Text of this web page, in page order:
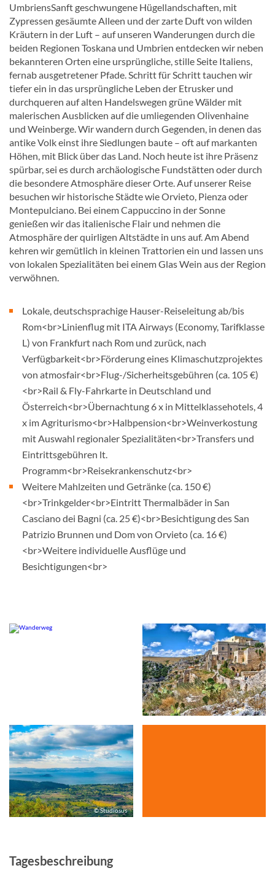
UmbriensSanft geschwungene Hügellandschaften, mit
Zypressen gesäumte Alleen und der zarte Duft von wilden
Kräutern in der Luft – auf unseren Wanderungen durch die
beiden Regionen Toskana und Umbrien entdecken wir neben
bekannteren Orten eine ursprüngliche, stille Seite Italiens,
fernab ausgetretener Pfade. Schritt für Schritt tauchen wir
tiefer ein in das ursprüngliche Leben der Etrusker und
durchqueren auf alten Handelswegen grüne Wälder mit
malerischen Ausblicken auf die umliegenden Olivenhaine
und Weinberge. Wir wandern durch Gegenden, in denen das
antike Volk einst ihre Siedlungen baute – oft auf markanten
Höhen, mit Blick über das Land. Noch heute ist ihre Präsenz
spürbar, sei es durch archäologische Fundstätten oder durch
die besondere Atmosphäre dieser Orte. Auf unserer Reise
besuchen wir historische Städte wie Orvieto, Pienza oder
Montepulciano. Bei einem Cappuccino in der Sonne
genießen wir das italienische Flair und nehmen die
Atmosphäre der quirligen Altstädte in uns auf. Am Abend
kehren wir gemütlich in kleinen Trattorien ein und lassen uns
von lokalen Spezialitäten bei einem Glas Wein aus der Region
verwöhnen.
Lokale, deutschsprachige Hauser-Reiseleitung ab/bis
Rom<br>Linienflug mit ITA Airways (Economy, Tarifklasse
L) von Frankfurt nach Rom und zurück, nach
Verfügbarkeit<br>Förderung eines Klimaschutzprojektes
von atmosfair<br>Flug-/Sicherheitsgebühren (ca. 105 €)
<br>Rail & Fly-Fahrkarte in Deutschland und
Österreich<br>Übernachtung 6 x in Mittelklassehotels, 4
x im Agriturismo<br>Halbpension<br>Weinverkostung
mit Auswahl regionaler Spezialitäten<br>Transfers und
Eintrittsgebühren lt.
Programm<br>Reisekrankenschutz<br>
Weitere Mahlzeiten und Getränke (ca. 150 €)
<br>Trinkgelder<br>Eintritt Thermalbäder in San
Casciano dei Bagni (ca. 25 €)<br>Besichtigung des San
Patrizio Brunnen und Dom von Orvieto (ca. 16 €)
<br>Weitere individuelle Ausflüge und
Besichtigungen<br>
© Studiosus
© Studiosus
Tagesbeschreibung